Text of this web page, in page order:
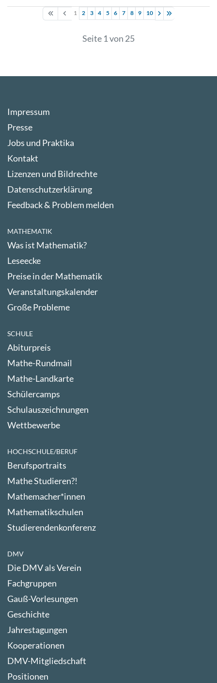
1 2 3 4 5 6 7 8 9 10
Seite 1 von 25
Impressum
Presse
Jobs und Praktika
Kontakt
Lizenzen und Bildrechte
Datenschutzerklärung
Feedback & Problem melden
MATHEMATIK
Was ist Mathematik?
Leseecke
Preise in der Mathematik
Veranstaltungskalender
Große Probleme
SCHULE
Abiturpreis
Mathe-Rundmail
Mathe-Landkarte
Schülercamps
Schulauszeichnungen
Wettbewerbe
HOCHSCHULE/BERUF
Berufsportraits
Mathe Studieren?!
Mathemacher*innen
Mathematikschulen
Studierendenkonferenz
DMV
Die DMV als Verein
Fachgruppen
Gauß-Vorlesungen
Geschichte
Jahrestagungen
Kooperationen
DMV-Mitgliedschaft
Positionen